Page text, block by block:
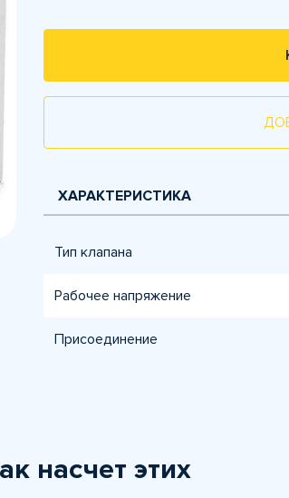
ХАРАКТЕРИСТИКА
Тип клапана
Рабочее напряжение
Присоединение
насчет этих